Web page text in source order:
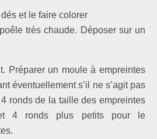
et le faire colorer
très chaude. Déposer sur un
Préparer un moule à empreintes
éventuellement s’il ne s’agit pas
ronds de la taille des empreintes
4 ronds plus petits pour le